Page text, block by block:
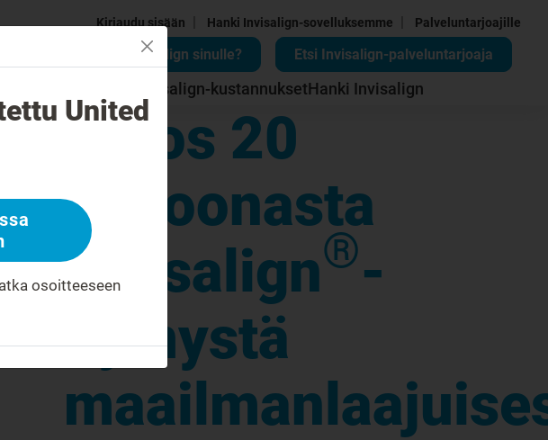
Kirjaudu sisään Hanki Invisalign-sovelluksemme Palveluntarjoajille
Sopiiko Invisalign sinulle? Etsi Invisalign-palveluntarjoaja
Invisalign-kustannuksetHanki Invisalign
Kiitos 20
miljoonasta
Invisalign®-
hymystä
United
osoitteeseen